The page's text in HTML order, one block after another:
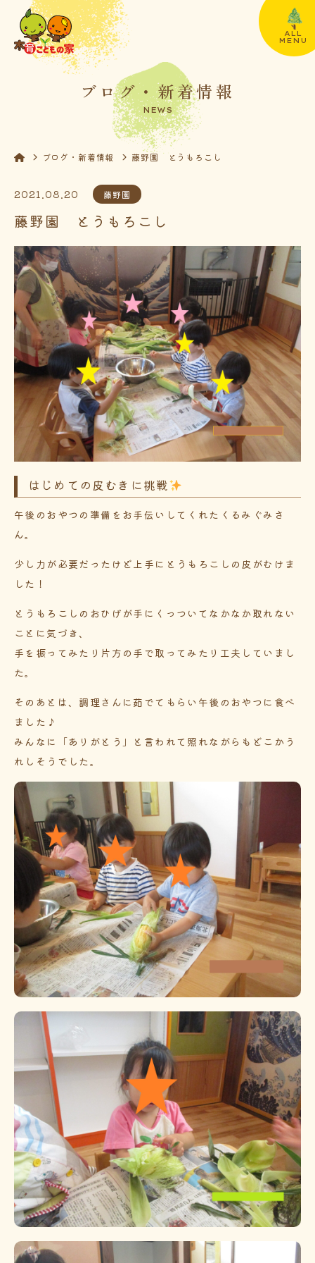
ALL
MENU
ブログ・新着情報
NEWS
ブログ・新着情報 藤野園 とうもろこし
2021.08.20 藤野園
藤野園 とうもろこし
はじめての皮むきに挑戦
午後のおやつの準備をお手伝いしてくれたくるみぐみさ
ん。
少し力が必要だったけど上手にとうもろこしの皮がむけま
した！
とうもろこしのおひげが手にくっついてなかなか取れない
ことに気づき、
手を振ってみたり片方の手で取ってみたり工夫していまし
た。
そのあとは、調理さんに茹でてもらい午後のおやつに食べ
ました♪
みんなに「ありがとう」と言われて照れながらもどこかう
れしそうでした。